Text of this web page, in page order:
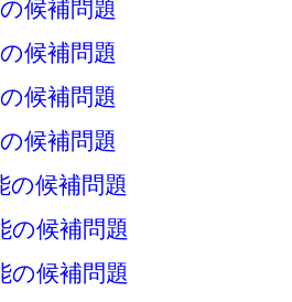
候補問題
候補問題
候補問題
候補問題
の候補問題
の候補問題
の候補問題